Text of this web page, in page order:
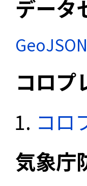
データ
GeoJSON
コロプ
コロ
気象庁